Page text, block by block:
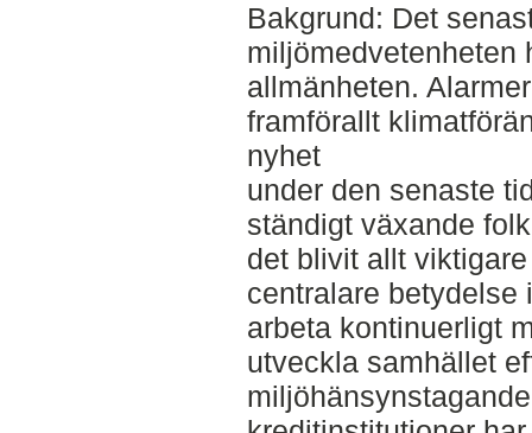
Bakgrund: Det
miljömedvetenheten
allmänheten.
framförallt
nyhet
under den senaste
ständigt växande
det blivit allt
centralare betydelse
arbeta kontinuerligt
utveckla samhället